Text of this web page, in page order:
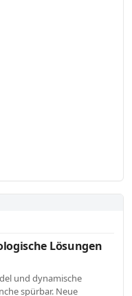
Lösungen
und dynamische
spürbar. Neue